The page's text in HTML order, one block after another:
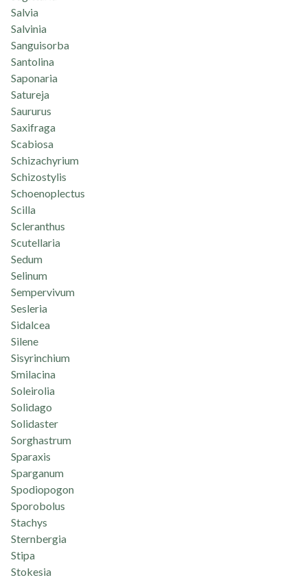
Salvia
Salvinia
Sanguisorba
Santolina
Saponaria
Satureja
Saururus
Saxifraga
Scabiosa
Schizachyrium
Schizostylis
Schoenoplectus
Scilla
Scleranthus
Scutellaria
Sedum
Selinum
Sempervivum
Sesleria
Sidalcea
Silene
Sisyrinchium
Smilacina
Soleirolia
Solidago
Solidaster
Sorghastrum
Sparaxis
Sparganum
Spodiopogon
Sporobolus
Stachys
Sternbergia
Stipa
Stokesia